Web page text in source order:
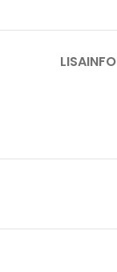
LISAINFO